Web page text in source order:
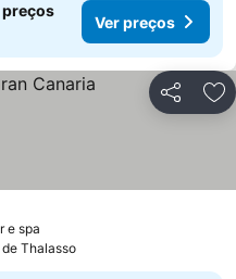
preços
Ver preços
Partilhar
e spa
Thalasso